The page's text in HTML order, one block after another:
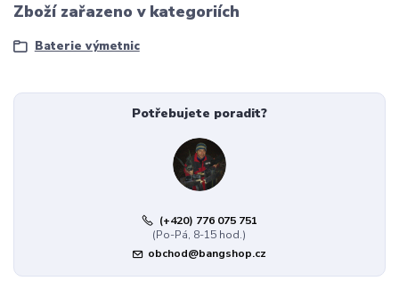
Zboží zařazeno v kategoriích
Baterie výmetnic
Potřebujete poradit?
(+420) 776 075 751
(Po-Pá, 8-15 hod.)
obchod@bangshop.cz